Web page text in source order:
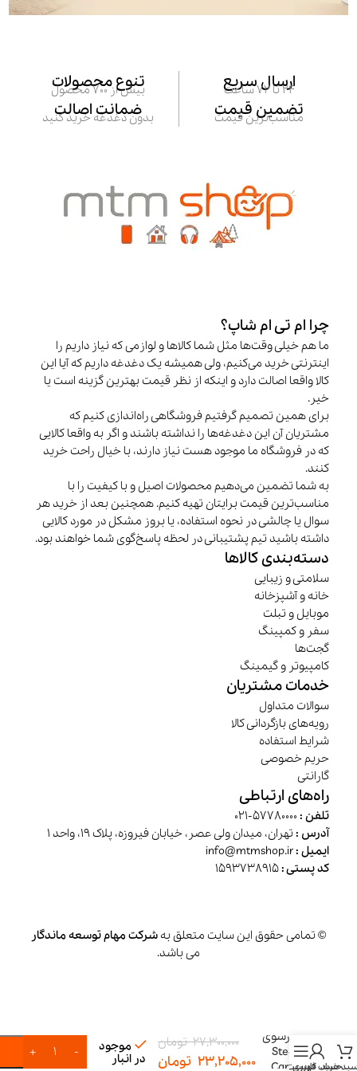
ارسال سریع
24 تا 72 ساعت تنوع محصولات
بیش از 700 محصول
تضمین قیمت
مناسب‌ترین قیمت ضمانت اصالت
بدون دغدغه خرید کنید
چرا ام تی ام شاپ؟
ما هم خیلی وقت‌ها مثل شما کالاها و لوازمی که نیاز داریم را
اینترنتی خرید می‌کنیم، ولی همیشه یک دغدغه داریم که آیا این
کالا واقعا اصالت دارد و اینکه از نظر قیمت بهترین گزینه است یا
خیر.
برای همین تصمیم گرفتیم فروشگاهی راه‌اندازی کنیم که
مشتریان آن این دغدغه‌ها را نداشته باشند و اگر به واقعا کالایی
که در فروشگاه ما موجود هست نیاز دارند، با خیال راحت خرید
کنند.
به شما تضمین می‌دهیم محصولات اصیل و با کیفیت را با
مناسب‌ترین قیمت برایتان تهیه کنیم. همچنین بعد از خرید هر
سوال یا چالشی در نحوه استفاده، یا بروز مشکل در مورد کالایی
داشته باشید تیم پشتیبانی در لحظه پاسخ‌گوی شما خواهند بود.
دسته‌بندی کالاها
سلامتی و زیبایی
خانه و آشپزخانه
موبایل و تبلت
سفر و کمپینگ
گجت‌ها
کامپیوتر و گیمینگ
خدمات مشتریان
سوالات متداول
رویه‌های بازگردانی کالا
شرایط استفاده
حریم خصوصی
گارانتی
راه‌های ارتباطی
تلفن :
آدرس :تهران، میدان ولی عصر، خیابان فیروزه، پلاک 19، واحد 1
ایمیل :
کد پستی :
© تمامی حقوق این سایت متعلق به شرکت مهام توسعه ماندگار
می باشد.
خرید
حساب کاربری
فهرست
بخارشوی
Steam
Carpet
27,300,000 تومان
23,205,000 تومان
موجود
در انبار